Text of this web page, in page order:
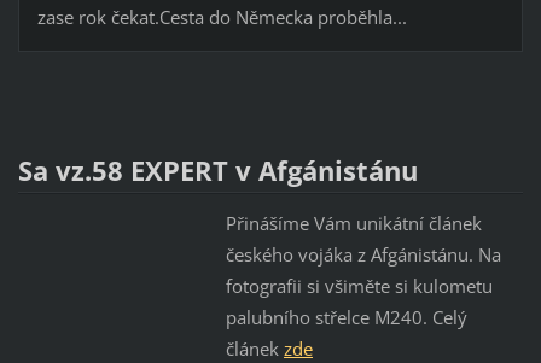
zase rok čekat.Cesta do Německa proběhla...
Sa vz.58 EXPERT v Afgánistánu
Přinášíme Vám unikátní článek
českého vojáka z Afgánistánu. Na
fotografii si všiměte si kulometu
palubního střelce M240. Celý
článek zde